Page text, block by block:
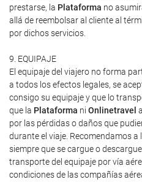
prestarse, la Plataforma no
allá de reembolsar al cliente al
por dichos servicios.
9. EQUIPAJE
El equipaje del viajero no forma
a todos los efectos legales, se
consigo su equipaje y que lo
que la Plataforma ni Onlinetravel
por las pérdidas o daños que
durante el viaje. Recomendamos
siempre que se cargue o
transporte del equipaje por vía
condiciones de las compañías